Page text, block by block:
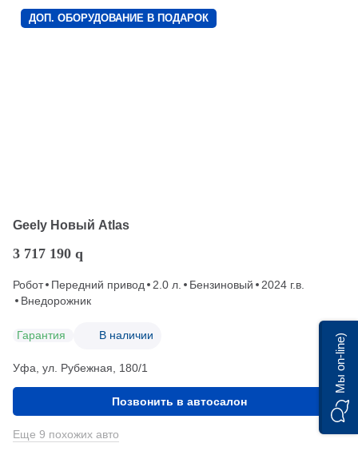
ДОП. ОБОРУДОВАНИЕ В ПОДАРОК
Geely Новый Atlas
3 717 190 q
Робот Передний привод 2.0 л. Бензиновый
2024 г.в.
Внедорожник
Гарантия В наличии
Уфа, ул. Рубежная, 180/1
Позвонить в автосалон
Еще 9 похожих авто
Мы on-line)